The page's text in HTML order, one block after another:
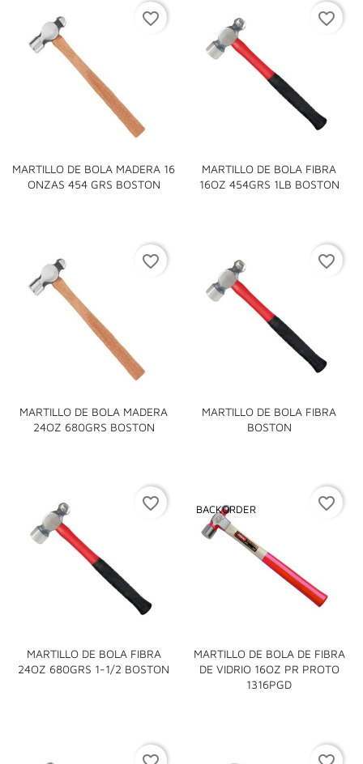
MARTILLO DE BOLA MADERA 16
ONZAS 454 GRS BOSTON
favorite_border
MARTILLO DE BOLA FIBRA
16OZ 454GRS 1LB BOSTON
favorite_border
MARTILLO DE BOLA MADERA
24OZ 680GRS BOSTON
favorite_border
MARTILLO DE BOLA FIBRA
BOSTON
favorite_border
MARTILLO DE BOLA FIBRA
24OZ 680GRS 1-1/2 BOSTON
favorite_border
MARTILLO DE BOLA DE FIBRA
DE VIDRIO 16OZ PR PROTO
1316PGD
BACKORDER favorite_border